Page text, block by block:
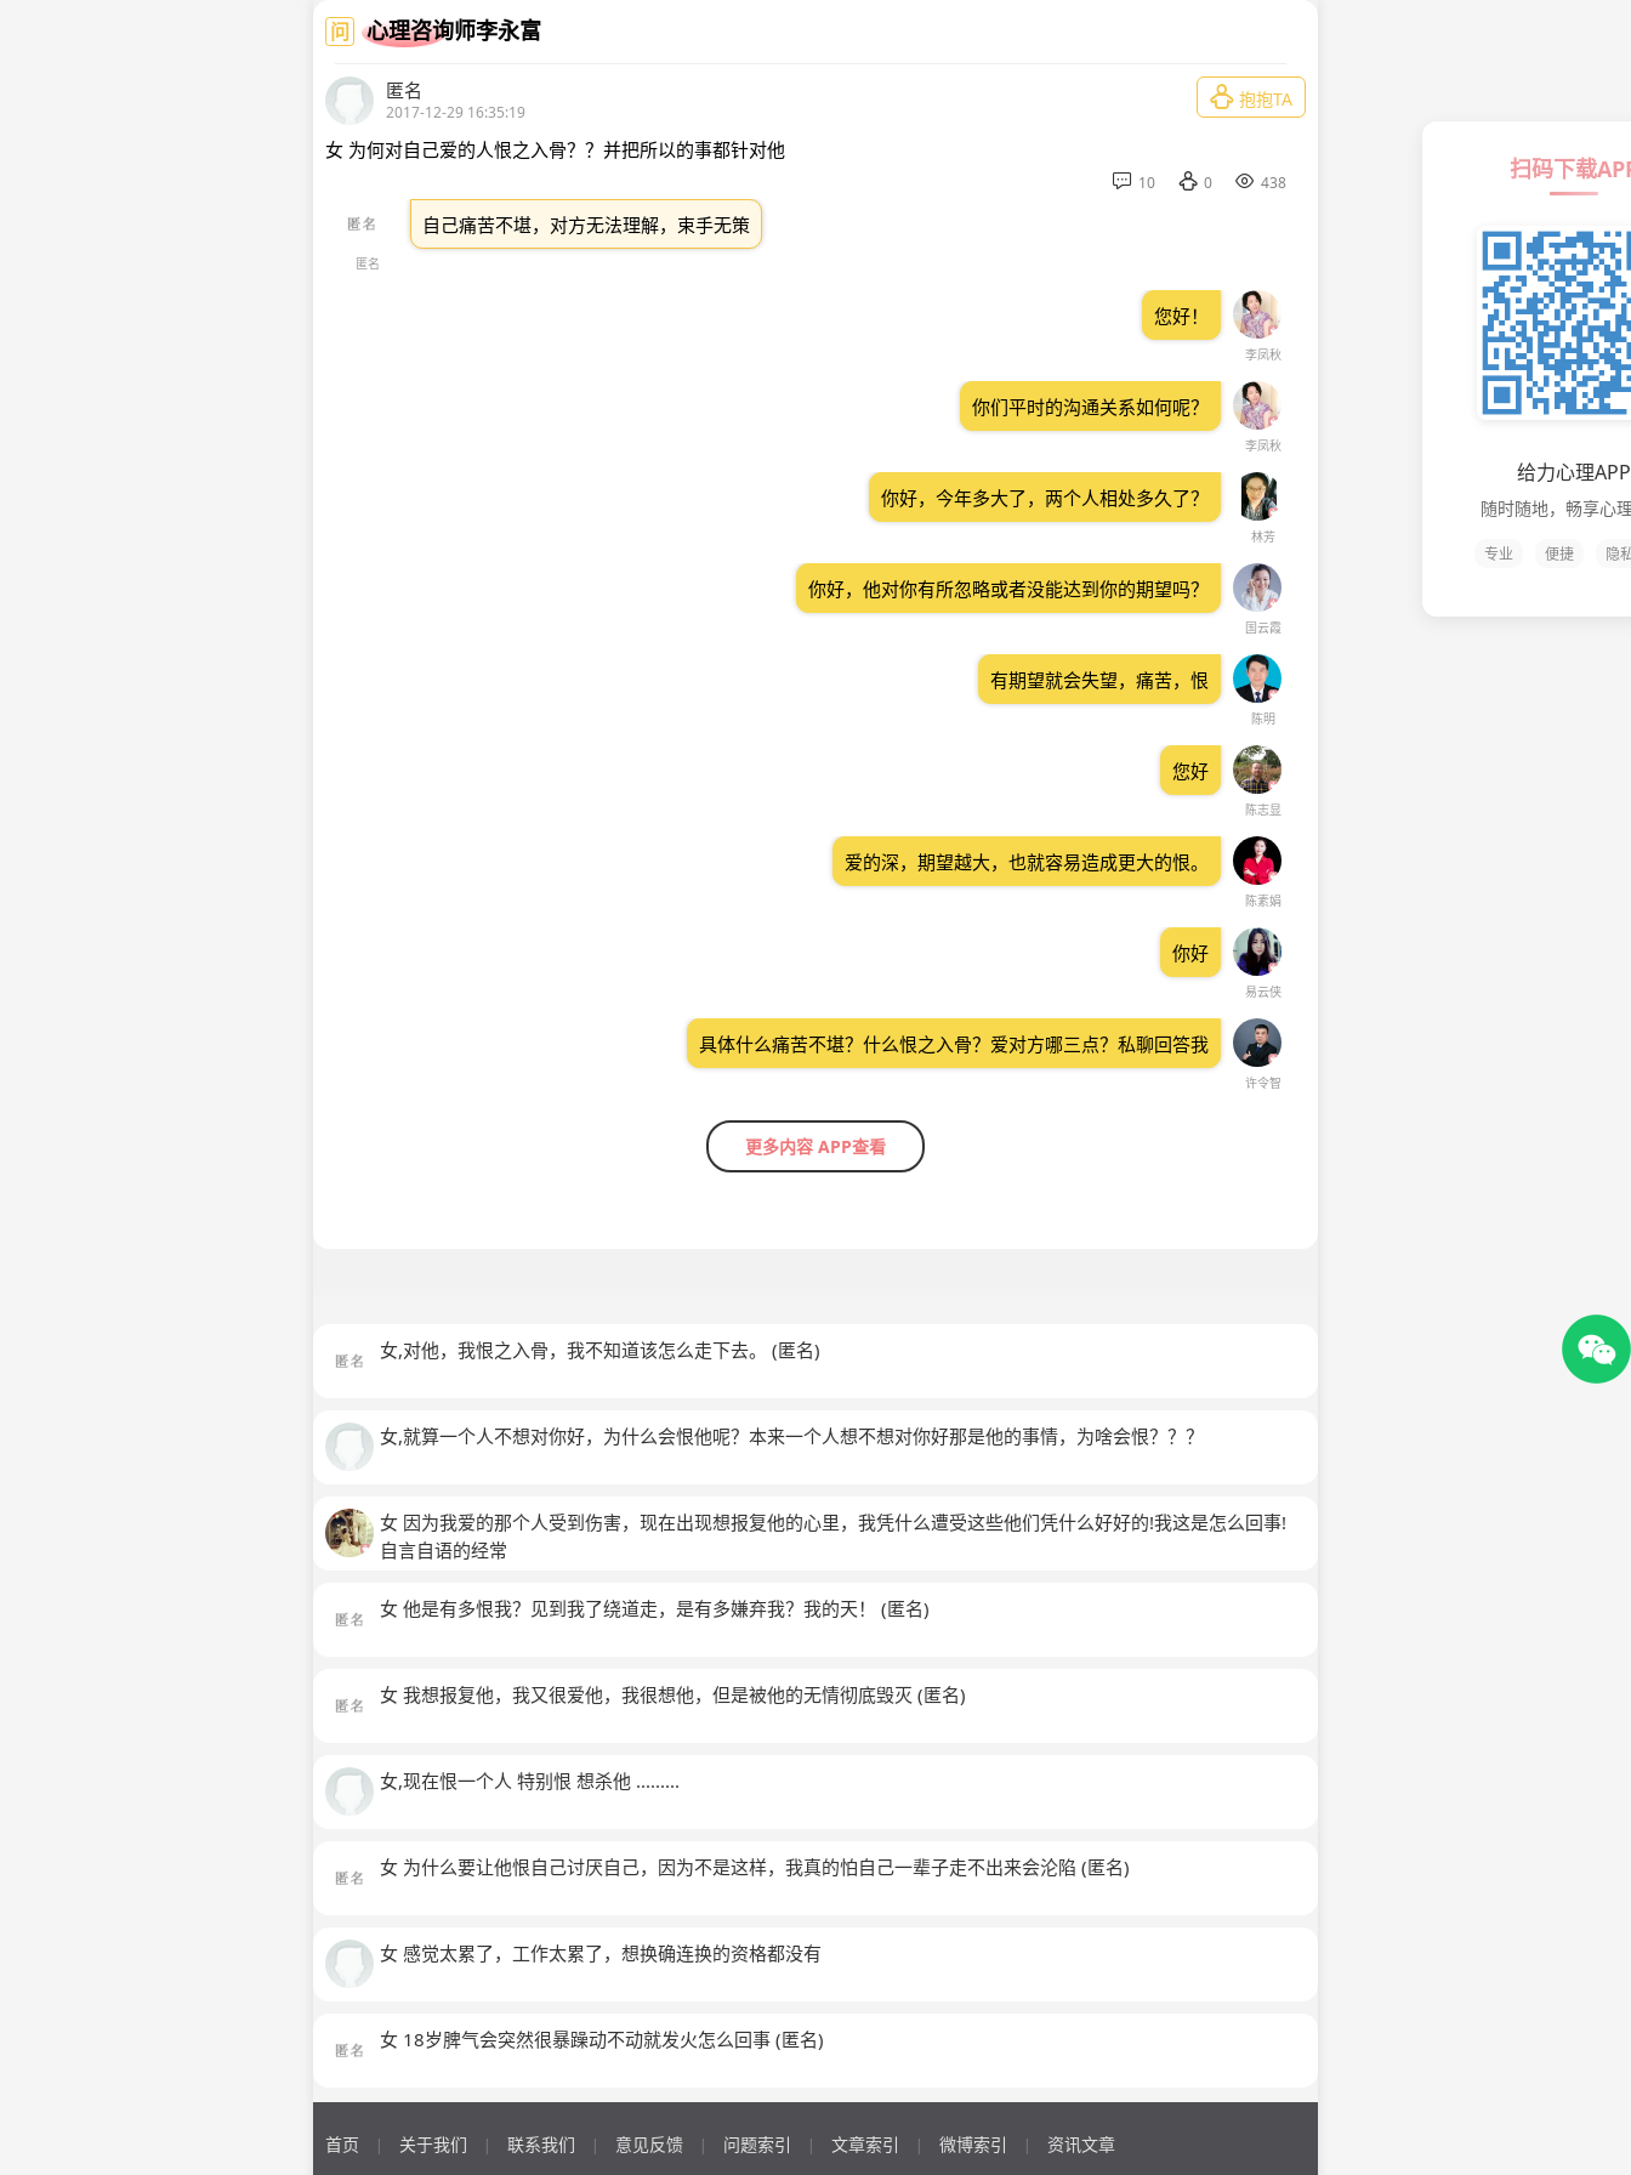
问 心理咨询师李永富
匿名
2017-12-29 16:35:19
 抱抱TA
女 为何对自己爱的人恨之入骨？？并把所以的事都针对他
 10  0  438
匿名
自己痛苦不堪，对方无法理解，束手无策
李凤秋
您好！
李凤秋
你们平时的沟通关系如何呢？
林芳
你好，今年多大了，两个人相处多久了？
国云霞
你好，他对你有所忽略或者没能达到你的期望吗？
陈明
有期望就会失望，痛苦，恨
陈志显
您好
陈素娟
爱的深，期望越大，也就容易造成更大的恨。
易云侠
你好
许令智
具体什么痛苦不堪？什么恨之入骨？爱对方哪三点？私聊回答我
更多内容 APP查看
女,对他，我恨之入骨，我不知道该怎么走下去。 (匿名)
女,就算一个人不想对你好，为什么会恨他呢？本来一个人想不想对你好那是他的事情，为啥会恨？？？
女 因为我爱的那个人受到伤害，现在出现想报复他的心里，我凭什么遭受这些他们凭什么好好的!我这是怎么回事!
自言自语的经常
女 他是有多恨我？见到我了绕道走，是有多嫌弃我？我的天！ (匿名)
女 我想报复他，我又很爱他，我很想他，但是被他的无情彻底毁灭 (匿名)
女,现在恨一个人 特别恨 想杀他 .........
女 为什么要让他恨自己讨厌自己，因为不是这样，我真的怕自己一辈子走不出来会沦陷 (匿名)
女 感觉太累了，工作太累了，想换确连换的资格都没有
女 18岁脾气会突然很暴躁动不动就发火怎么回事 (匿名)
首页 | 关于我们 | 联系我们 | 意见反馈 | 问题索引 | 文章索引 | 微博索引 | 资讯文章
扫码下载
给力心理APP
随时随地，畅享心
专业 便捷 隐